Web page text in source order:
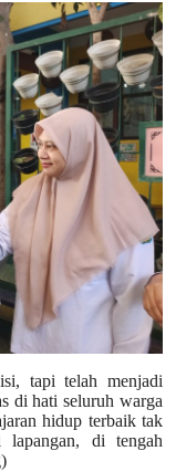
tapi telah menjadi
di hati seluruh warga
hidup terbaik tak
di tengah